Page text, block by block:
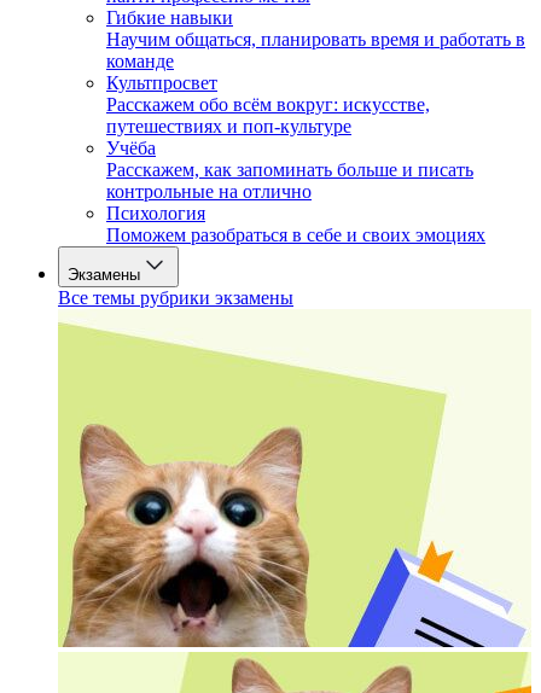
Гибкие навыки
Научим общаться, планировать время и работать в
команде
Культпросвет
Расскажем обо всём вокруг: искусстве,
путешествиях и поп-культуре
Учёба
Расскажем, как запоминать больше и писать
контрольные на отлично
Психология
Поможем разобраться в себе и своих эмоциях
Экзамены
Все темы рубрики экзамены